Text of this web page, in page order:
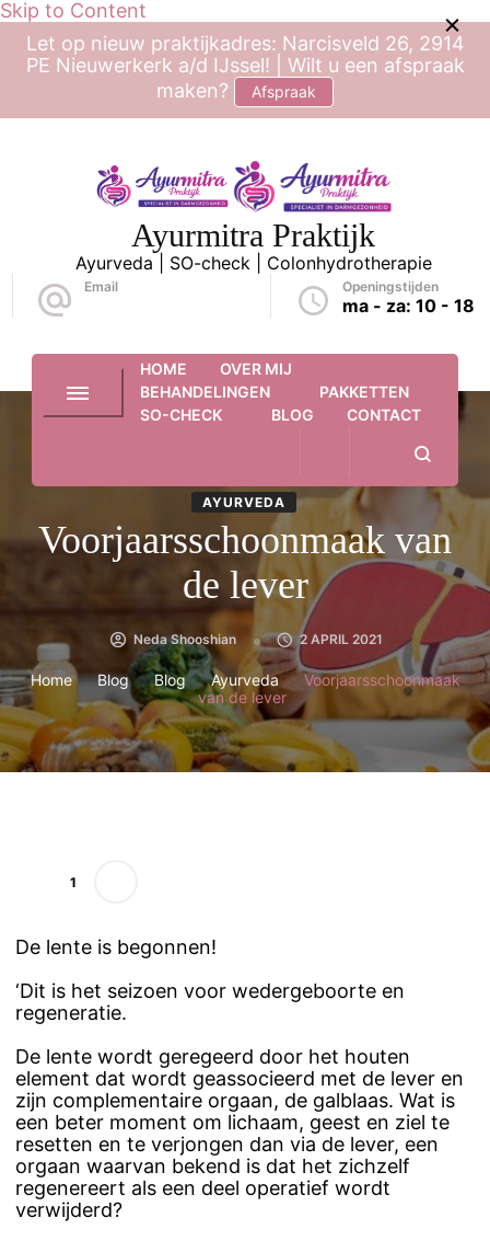
Skip to Content
Let op nieuw praktijkadres: Narcisveld 26, 2914
PE Nieuwerkerk a/d IJssel! | Wilt u een afspraak
maken?
Afspraak
Ayurmitra Praktijk
Ayurveda | SO-check | Colonhydrotherapie
Email Openingstijden
ma - za: 10 - 18
HOME
OVER MIJ
BEHANDELINGEN
PAKKETTEN
SO-CHECK
BLOG CONTACT
AYURVEDA
Voorjaarsschoonmaak van
de lever
Neda Shooshian 2 APRIL 2021
Home Blog Blog Ayurveda
Voorjaarsschoonmaak
van de lever
1
De lente is begonnen!
‘Dit is het seizoen voor wedergeboorte en
regeneratie.
De lente wordt geregeerd door het houten
element dat wordt geassocieerd met de lever en
zijn complementaire orgaan, de galblaas. Wat is
een beter moment om lichaam, geest en ziel te
resetten en te verjongen dan via de lever, een
orgaan waarvan bekend is dat het zichzelf
regenereert als een deel operatief wordt
verwijderd?